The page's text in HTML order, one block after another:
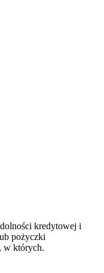
kredytowej i
pożyczki
w których.